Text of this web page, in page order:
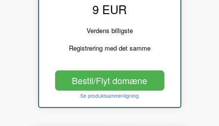
9 EUR
Verdens billigste
Registrering med det samme
Bestil/Flyt domæne
Se produktsammenligning